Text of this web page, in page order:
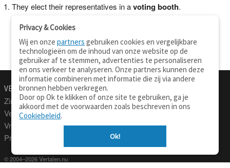
They elect their representatives in avoting booth.
VERTALEN.NU
Zinnen vertalen
Verklarend woordenboek
Vraagbaak
Professionele vertaling
© 2004–2026 Vertalen.nu
Over deze site
Privacy
Privacy & Cookies
Wij en onzepartners gebruiken cookies en vergelijkbare
technologieën om de inhoud van onze website op de
gebruiker af te stemmen, advertenties te personaliseren
en ons verkeer te analyseren. Onze partners kunnen deze
informatie combineren met informatie die zij via andere
bronnen hebben verkregen.
Door op Ok te klikken of onze site te gebruiken, ga je
akkoord met de voorwaarden zoals beschreven in ons
Cookiebeleid.
Ok!